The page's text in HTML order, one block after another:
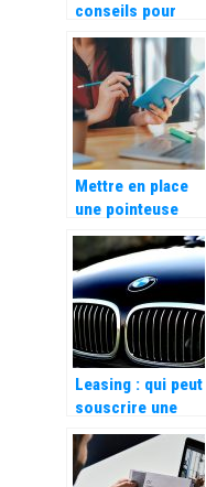
conseils pour
réussir sa
croissance
d’entreprise
Mettre en place
une pointeuse
dans votre
entreprise pour le
calcul
automatique des
heures de travail
Leasing : qui peut
souscrire une
location longue
duree ?